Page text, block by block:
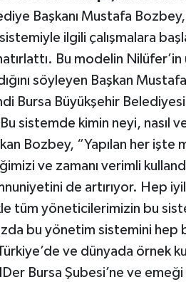
Başkanı Mustafa
ilgili çalışmalara
Bu modelin Nilüfer’in
söyleyen Başkan
Bursa Büyükşehir
sistemde kimin neyi, nasıl
Bozbey, “Yapılan her işte
ve zamanı verimli
de artırıyor. Hep
tüm yöneticilerimizin bu
bu yönetim sistemini hep
ve dünyada örnek
Bursa Şubesi’ne ve